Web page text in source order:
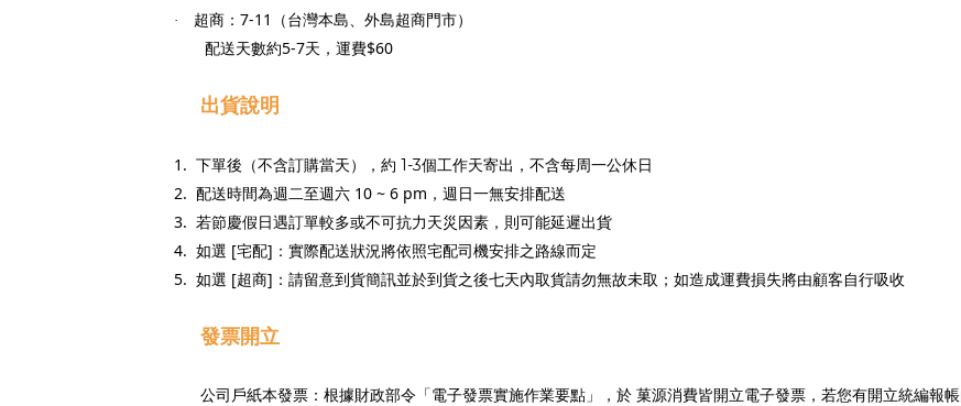
· 超商： 7-11
（台灣本島、外島超商門市）
配送天數約5-7天，運費$60
出貨說明
1. 下單後（不含訂購當天），約 1-3個工作天寄出，不含每周一公休日
2. 配送時間為週二至週六 10 ~ 6 pm ，週日一無安排配送
3. 若節慶假日遇訂單較多或不可抗力天災因素，則可能延遲出貨
4. 如選 [宅配] ：實際配送狀況將依照宅配司機安排之路線而定
5. 如選 [超商] ：請留意到貨簡訊並於到貨之後七天內取貨請勿無故未取；如造成運費損失將由顧客自行吸收
發票開立
公司戶紙本發票：根據財政部令「電子發票實施作業要點」，於 菓源消費皆開立電子發票，若您有開立統編報